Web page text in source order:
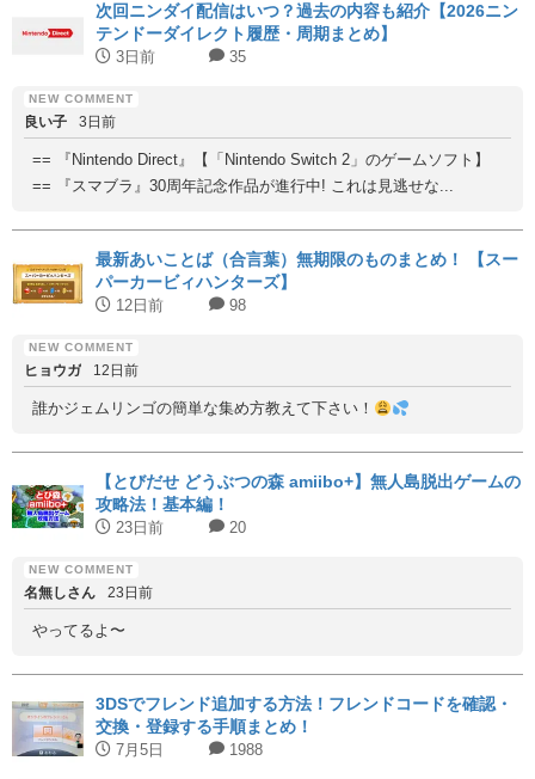
次回ニンダイ配信はいつ？過去の内容も紹介【2026ニン
テンドーダイレクト履歴・周期まとめ】
3日前 35
良い子 3日前
== 『Nintendo Direct』【「Nintendo Switch 2」のゲームソフト】
== 『スマブラ』30周年記念作品が進行中! これは見逃せな...
最新あいことば（合言葉）無期限のものまとめ！ 【スー
パーカービィハンターズ】
12日前 98
ヒョウガ 12日前
誰かジェムリンゴの簡単な集め方教えて下さい！
【とびだせ どうぶつの森 amiibo+】無人島脱出ゲームの
攻略法！基本編！
23日前 20
名無しさん 23日前
やってるよ〜
3DSでフレンド追加する方法！フレンドコードを確認・
交換・登録する手順まとめ！
7月5日 1988